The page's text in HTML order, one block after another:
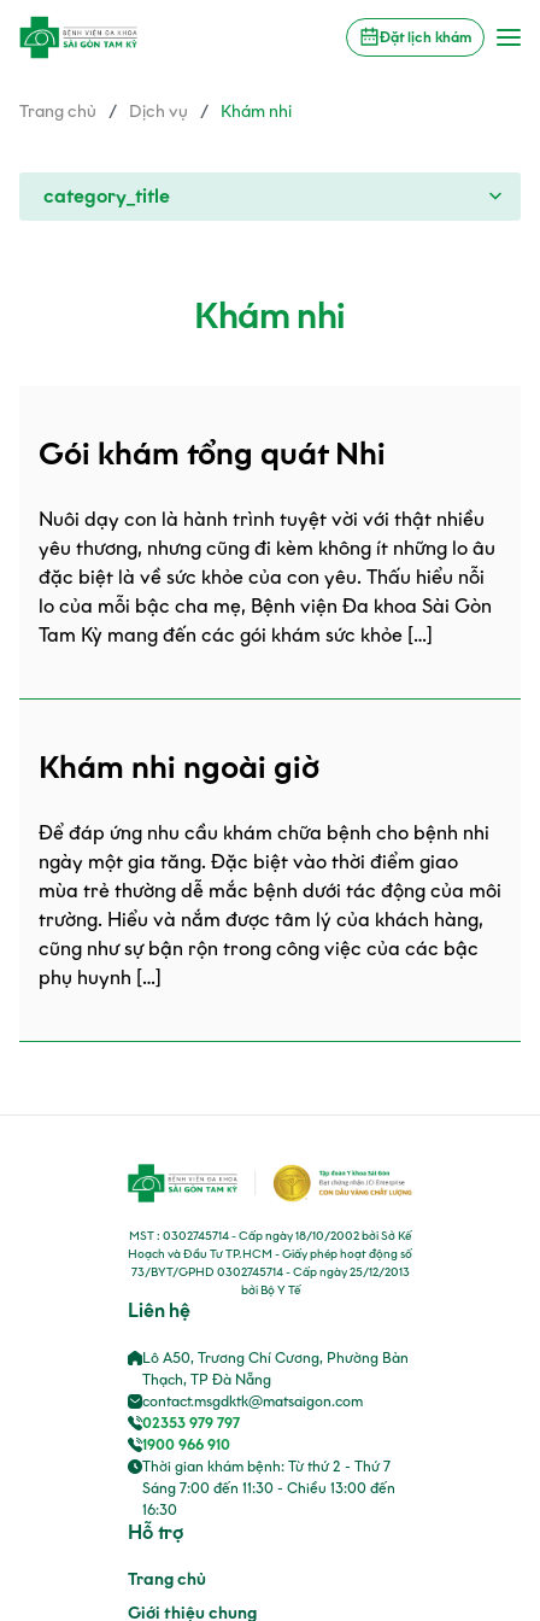
Đặt lịch khám
Trang chủ / Dịch vụ / Khám nhi
category_title
Khám nhi
Gói khám tổng quát Nhi
Nuôi dạy con là hành trình tuyệt vời với thật nhiều
yêu thương, nhưng cũng đi kèm không ít những lo âu
đặc biệt là về sức khỏe của con yêu. Thấu hiểu nỗi
lo của mỗi bậc cha mẹ, Bệnh viện Đa khoa Sài Gòn
Tam Kỳ mang đến các gói khám sức khỏe […]
Khám nhi ngoài giờ
Để đáp ứng nhu cầu khám chữa bệnh cho bệnh nhi
ngày một gia tăng. Đặc biệt vào thời điểm giao
mùa trẻ thường dễ mắc bệnh dưới tác động của môi
trường. Hiểu và nắm được tâm lý của khách hàng,
cũng như sự bận rộn trong công việc của các bậc
phụ huynh […]
MST : 0302745714 - Cấp ngày 18/10/2002 bởi Sở Kế
Hoạch và Đầu Tư TP.HCM - Giấy phép hoạt động số
73/BYT/GPHD 0302745714 - Cấp ngày 25/12/2013
bởi Bộ Y Tế
Liên hệ
Lô A50, Trương Chí Cương, Phường Bàn
Thạch, TP Đà Nẵng
contact.msgdktk@matsaigon.com
02353 979 797
1900 966 910
Thời gian khám bệnh: Từ thứ 2 - Thứ 7
Sáng 7:00 đến 11:30 - Chiều 13:00 đến
16:30
Hỗ trợ
Trang chủ
Giới thiệu chung